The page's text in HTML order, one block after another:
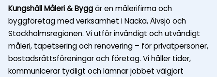
Kungshäll Måleri & Byggär en målerifirma och
byggföretag med verksamhet i Nacka, Älvsjö och
Stockholmsregionen. Vi utför invändigt och utvändigt
måleri, tapetsering och renovering – för privatpersoner,
bostadsrättsföreningar och företag. Vi håller tider,
kommunicerar tydligt och lämnar jobbet välgjort